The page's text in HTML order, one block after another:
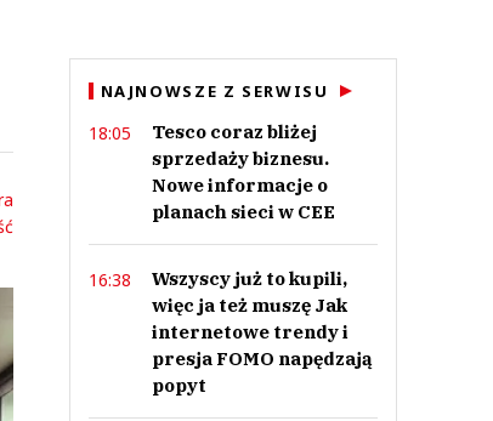
NAJNOWSZE Z SERWISU
18:05
Tesco coraz bliżej
sprzedaży biznesu.
Nowe informacje o
planach sieci w CEE
16:38
Wszyscy już to kupili,
więc ja też muszę Jak
internetowe trendy i
presja FOMO napędzają
popyt